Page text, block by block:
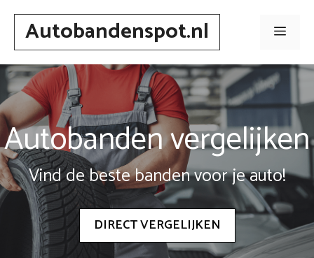
Spring
inhoudAutobandenspot.nl Menu
Autobanden vergelijken
Vind de beste banden voor je auto!
DIRECT VERGELIJKEN